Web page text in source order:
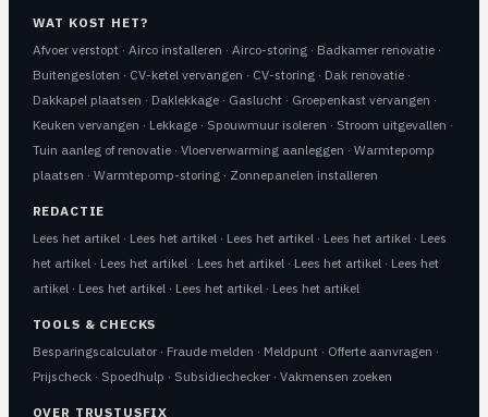
WAT KOST HET?
Afvoer verstopt· Airco installeren · Airco-storing· Badkamer renovatie·
Buitengesloten · CV-ketel vervangen · CV-storing· Dak renovatie·
Dakkapel plaatsen · Daklekkage· Gaslucht· Groepenkast vervangen ·
Keuken vervangen · Lekkage· Spouwmuur isoleren · Stroom uitgevallen ·
Tuin aanleg of renovatie· Vloerverwarming aanleggen · Warmtepomp
plaatsen · Warmtepomp-storing· Zonnepanelen installeren
REDACTIE
Lees het artikel · Lees het artikel · Lees het artikel · Lees het artikel · Lees
het artikel · Lees het artikel · Lees het artikel · Lees het artikel · Lees het
artikel · Lees het artikel · Lees het artikel · Lees het artikel
TOOLS & CHECKS
Besparingscalculator· Fraude melden · Meldpunt· Offerte aanvragen ·
Prijscheck· Spoedhulp · Subsidiechecker· Vakmensen zoeken
OVER TRUSTUSFIX